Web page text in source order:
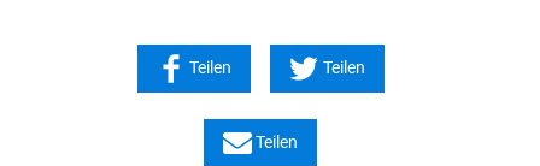
Teilen Teilen
Teilen